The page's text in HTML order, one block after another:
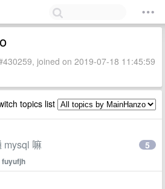
joined on 2019-07-18 11:45:59
topics list
mysql 嘛
fuyufjh
5